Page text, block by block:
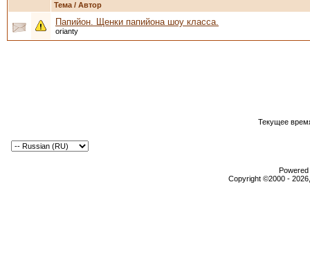
Тема / Автор
Папийон. Щенки папийона шоу класса.
orianty
Текущее
Copyright ©2000 -